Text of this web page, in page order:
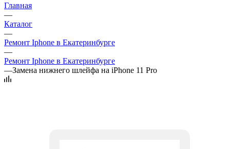
Главная
—
Каталог
—
Ремонт Iphone в Екатеринбурге
—
Ремонт Iphone в Екатеринбурге
—Замена нижнего шлейфа на iPhone 11 Pro